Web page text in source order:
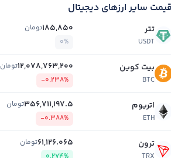
قیمت سایر ارزهای دیجیتال
تتر
USDT
185,850تومان
0%
بیت کوین
BTC
12,078,763,200تومان
-0.238%
اتریوم
ETH
356,711,197.5تومان
-0.388%
ترون 61,126.065تومان